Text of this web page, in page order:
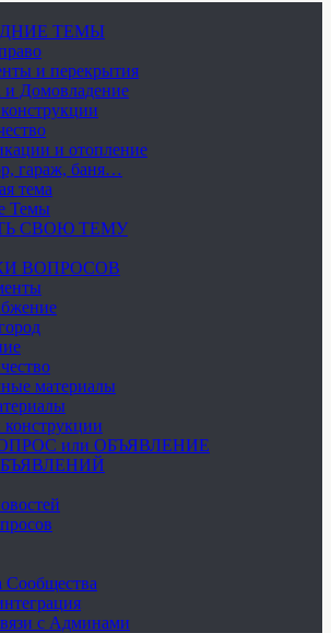
ТЕМЫ
и перекрытия
и Домовладение
и отопление
гараж, баня…
тема
Темы
СВОЮ ТЕМУ
ВОПРОСОВ
материалы
или ОБЪЯВЛЕНИЕ
Сообщества
с Админами